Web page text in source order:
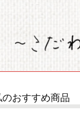
のおすすめ商品